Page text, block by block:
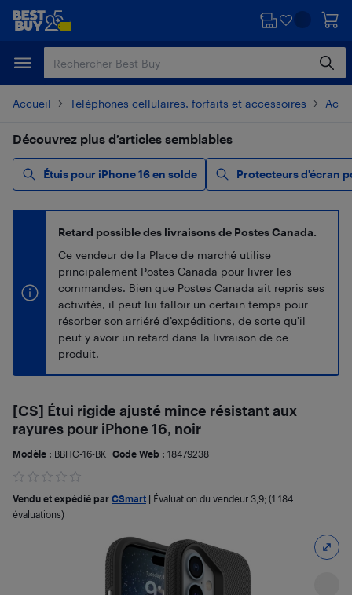
Passer
principal
Passer
Accueil Téléphones cellulaires, forfaits et accessoires
Découvrez plus d’articles semblables
Étuis pour iPhone 16 en solde Protecteurs d'écran
Retard possible des livraisons de Postes Canada.
Ce vendeur de la Place de marché utilise
principalement Postes Canada pour livrer les
commandes. Bien que Postes Canada ait repris ses
activités, il peut lui falloir un certain temps pour
résorber son arriéré d’expéditions, de sorte qu’il
peut y avoir un retard dans la livraison de ce
produit.
[CS] Étui rigide ajusté mince résistant aux
rayures pour iPhone 16, noir
Modèle : BBHC-16-BK Code Web : 18479238
Vendu et expédié par CSmart Évaluation du vendeur 3,9; (1 184
évaluations)